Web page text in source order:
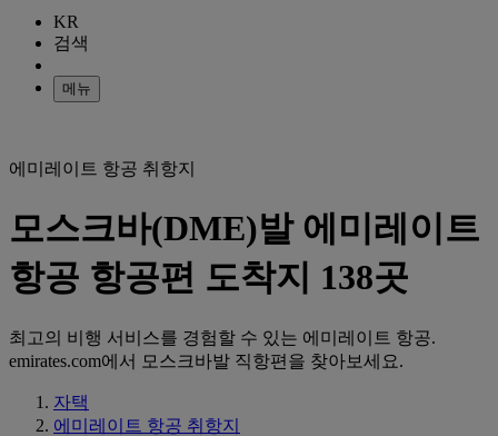
KR
검색
메뉴
에미레이트 항공 취항지
모스크바(DME)발 에미레이트
항공 항공편 도착지 138곳
최고의 비행 서비스를 경험할 수 있는 에미레이트 항공.
emirates.com에서 모스크바발 직항편을 찾아보세요.
자택
에미레이트 항공 취항지